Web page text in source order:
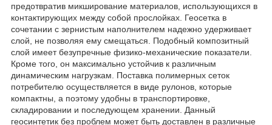
предотвратив микширование материалов, использующихся в
контактирующих между собой прослойках. Геосетка в
сочетании с зернистым наполнителем надежно удерживает
слой, не позволяя ему смещаться. Подобный композитный
слой имеет безупречные физико-механические показатели.
Кроме того, он максимально устойчив к различным
динамическим нагрузкам. Поставка полимерных сеток
потребителю осуществляется в виде рулонов, которые
компактны, а поэтому удобны в транспортировке,
складировании и последующем хранении. Данный
геосинтетик без проблем может быть доставлен в различные